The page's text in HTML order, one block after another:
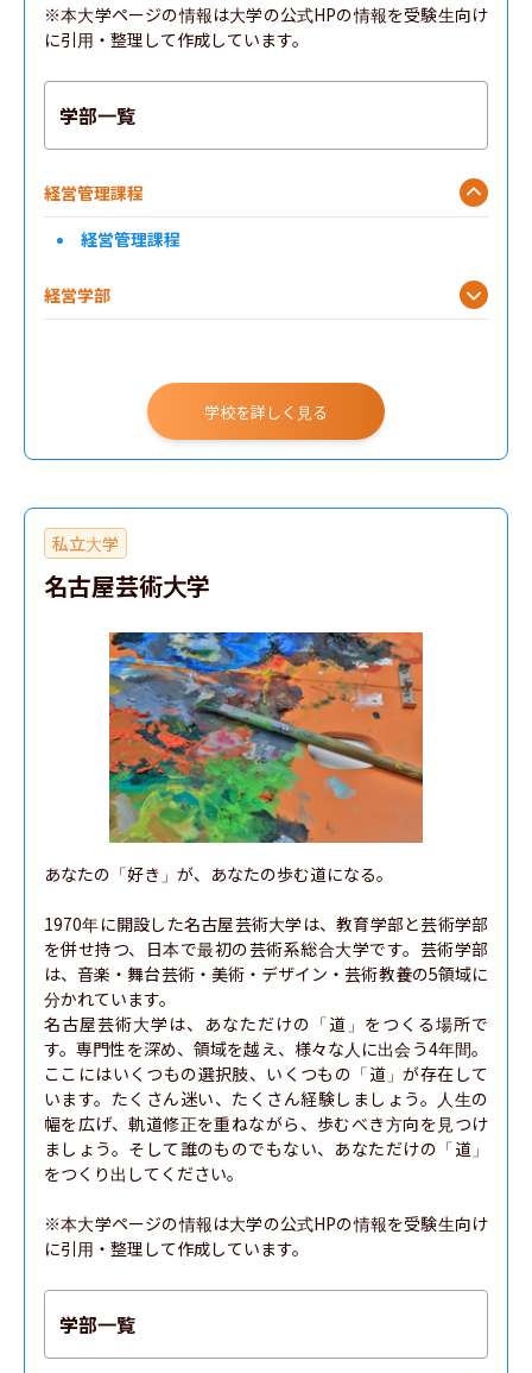
※本大学ページの情報は大学の公式HPの情報を受験生向け
に引用・整理して作成しています。
学部一覧
経営管理課程
経営管理課程
経営学部
学校を詳しく見る
私立大学
名古屋芸術大学
あなたの「好き」が、あなたの歩む道になる。
1970年に開設した名古屋芸術大学は、教育学部と芸術学部
を併せ持つ、日本で最初の芸術系総合大学です。芸術学部
は、音楽・舞台芸術・美術・デザイン・芸術教養の5領域に
分かれています。
名古屋芸術大学は、あなただけの「道」をつくる場所で
す。専門性を深め、領域を越え、様々な人に出会う4年間。
ここにはいくつもの選択肢、いくつもの「道」が存在して
います。たくさん迷い、たくさん経験しましょう。人生の
幅を広げ、軌道修正を重ねながら、歩むべき方向を見つけ
ましょう。そして誰のものでもない、あなただけの「道」
をつくり出してください。
※本大学ページの情報は大学の公式HPの情報を受験生向け
に引用・整理して作成しています。
学部一覧